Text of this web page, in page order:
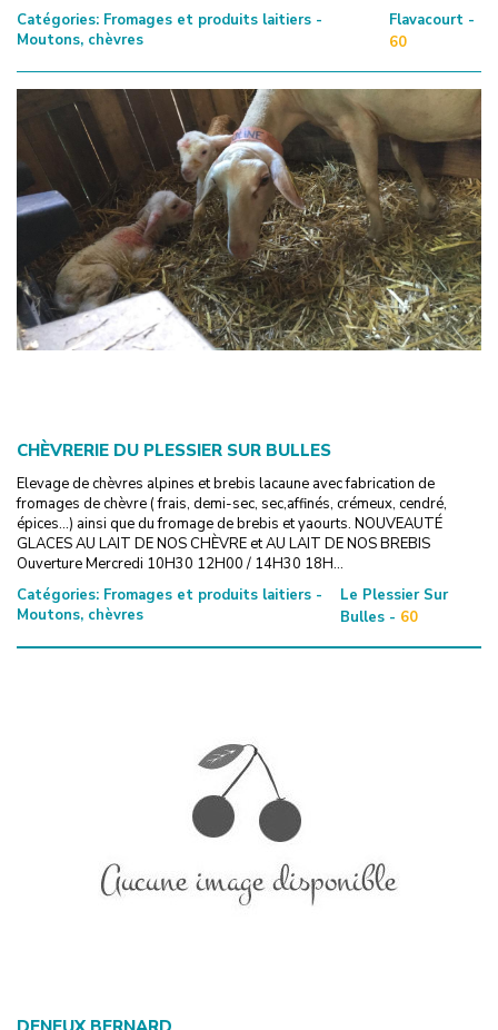
Catégories: Fromages et produits laitiers -
Moutons, chèvres
Flavacourt -
60
CHÈVRERIE DU PLESSIER SUR BULLES
Elevage de chèvres alpines et brebis lacaune avec fabrication de
fromages de chèvre ( frais, demi-sec, sec,affinés, crémeux, cendré,
épices...) ainsi que du fromage de brebis et yaourts. NOUVEAUTÉ
GLACES AU LAIT DE NOS CHÈVRE et AU LAIT DE NOS BREBIS
Ouverture Mercredi 10H30 12H00 / 14H30 18H...
Catégories: Fromages et produits laitiers -
Moutons, chèvres
Le Plessier Sur
Bulles - 60